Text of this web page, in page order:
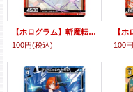
【ホログラム】斬魔転身 シミター
100円(税込)
100円